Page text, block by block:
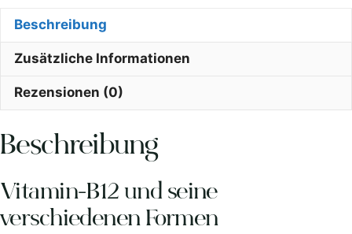
Beschreibung
Zusätzliche Informationen
Rezensionen (0)
Beschreibung
Vitamin-B12 und seine
verschiedenen Formen